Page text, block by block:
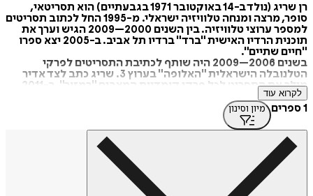
רן שריג (נולד ב-14 באוקטובר 1971 בגבעתיים) הוא תסריטאי,
סופר, מרצה ומנחה טלוויזיה ישראלי. מ-1995 החל לכתוב תסריטים
למספר ערוצי טלוויזיה. בין השנים 2000–2009 הגיש וערך את
תוכנית הרדיו האישית "ברד" ברדיו תל אביב. ב-2005 יצא ספרו
"חיים שתיים".
בשנים 2006–2009 היה שותף לכתיבת התסריטים לפרקי
הטלנובלה הישראלית "האלופה" בערוץ 3. שריג כתב לצד אדיר
מילר את התסריט לכל פרקי קומדיית המצבים "רמזור". ב-2011
"חי ב-LA LA לנד".
במקביל לעיסוקו בכתיבה ובהגשה, עוסק שריג גם בהוראת כתיבה
במסגרות שונות.
מקור: ויקיפדיה
https://tinyurl.com/34ae8vdr
לקרוא עוד
1 ספרים מיון וסינון